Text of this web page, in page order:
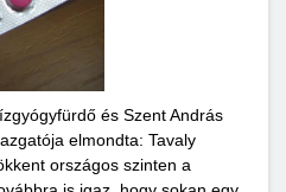
és Szent András
elmondta: Tavaly
országos szinten a